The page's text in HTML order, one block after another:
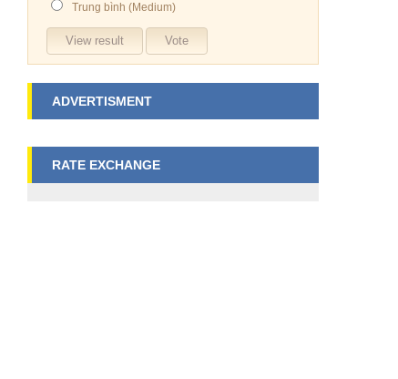
Trung bình (Medium)
ADVERTISMENT
RATE EXCHANGE